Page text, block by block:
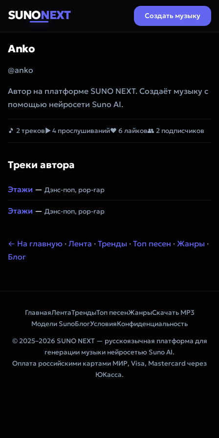
SUNONEXT Создать музыку
Anko
@anko
Автор на платформе SUNO NEXT. Создаёт музыку с
помощью нейросети Suno AI.
🎵 2 треков▶ 4 прослушиваний❤ 6 лайков👥 2 подписчиков
Треки автора
Этажи — Дэнс-поп, pop-rap
Этажи — Дэнс-поп, pop-rap
← На главную · Лента · Тренды · Топ песен · Жанры ·
Блог
ГлавнаяЛентаТрендыТоп песенЖанрыСкачать MP3
Модели SunoБлогУсловияКонфиденциальность
© 2025–2026 SUNO NEXT — русскоязычная платформа для
генерации музыки нейросетью Suno AI.
Оплата российскими картами МИР, Visa, Mastercard через
ЮКасса.